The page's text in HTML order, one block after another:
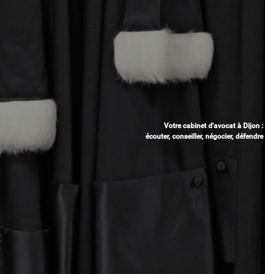
Votre cabinet d'avocat à Dijon :
écouter, conseiller, négocier, défendre